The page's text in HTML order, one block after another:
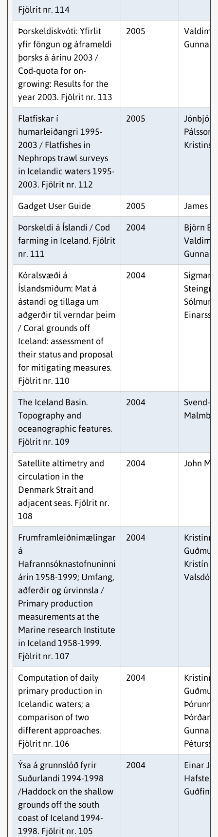
Fjölrit nr. 114
Þorskeldiskvóti: Yfirlit
yfir föngun og áframeldi
þorsks á árinu 2003 /
Cod-quota for on-
growing: Results for the
year 2003. Fjölrit nr. 113
2005
Flatfiskar í
humarleiðangri 1995-
2003 / Flatfishes in
Nephrops trawl surveys
in Icelandic waters 1995-
2003. Fjölrit nr. 112
2005
Jónbjörn
Gadget User Guide 2005 James
Þorskeldi á Íslandi / Cod
farming in Iceland. Fjölrit
nr. 111
2004
Björn
Kóralsvæði á
Íslandsmiðum: Mat á
ástandi og tillaga um
aðgerðir til verndar þeim
/ Coral grounds off
Iceland: assessment of
their status and proposal
for mitigating measures.
Fjölrit nr. 110
2004
Sigmar
The Iceland Basin.
Topography and
oceanographic features.
Fjölrit nr. 109
2004
Svend-
Satellite altimetry and
circulation in the
Denmark Strait and
adjacent seas. Fjölrit nr.
108
2004 John
Frumframleiðnimælingar
á
Hafrannsóknastofnuninni
árin 1958-1999; Umfang,
aðferðir og úrvinnsla /
Primary production
measurements at the
Marine research Institute
in Iceland 1958-1999.
Fjölrit nr. 107
2004
Kristinn
Kristín J.
Computation of daily
primary production in
Icelandic waters; a
comparison of two
different approaches.
Fjölrit nr. 106
2004
Kristinn
Þórunn
Gunnar
Ýsa á grunnslóð fyrir
Suðurlandi 1994-1998
/Haddock on the shallow
grounds off the south
coast of Iceland 1994-
1998. Fjölrit nr. 105
2004
Einar